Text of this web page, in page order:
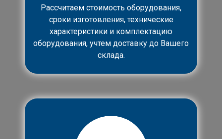
Рассчитаем стоимость оборудования,
сроки изготовления, технические
характеристики и комплектацию
оборудования, учтем доставку до Вашего
склада.